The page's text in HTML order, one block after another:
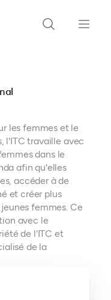
les femmes et le
l'ITC travaille avec
dans le
afin qu'elles
accéder à de
et créer plus
femmes. Ce
avec le
de l'ITC et
de la